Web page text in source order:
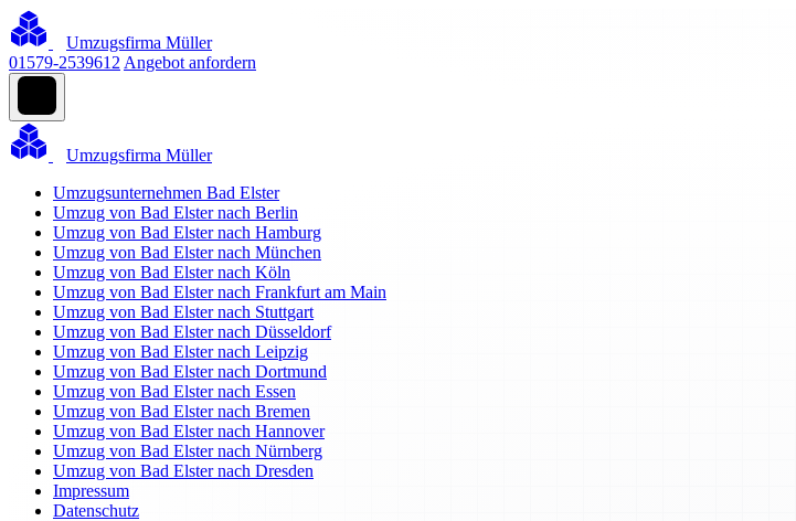
Umzugsfirma Müller
01579-2539612 Angebot anfordern
Umzugsfirma Müller
Umzugsunternehmen Bad Elster
Umzug von Bad Elster nach Berlin
Umzug von Bad Elster nach Hamburg
Umzug von Bad Elster nach München
Umzug von Bad Elster nach Köln
Umzug von Bad Elster nach Frankfurt am Main
Umzug von Bad Elster nach Stuttgart
Umzug von Bad Elster nach Düsseldorf
Umzug von Bad Elster nach Leipzig
Umzug von Bad Elster nach Dortmund
Umzug von Bad Elster nach Essen
Umzug von Bad Elster nach Bremen
Umzug von Bad Elster nach Hannover
Umzug von Bad Elster nach Nürnberg
Umzug von Bad Elster nach Dresden
Impressum
Datenschutz